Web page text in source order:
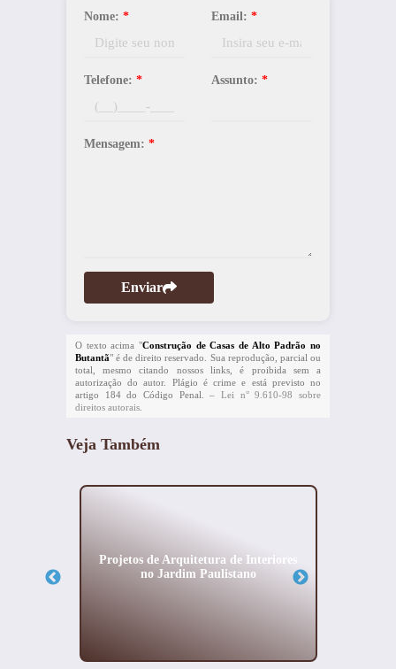
Nome: * Email: *
Telefone: * Assunto: *
Mensagem: *
Enviar
O texto acima "Construção de Casas de Alto Padrão no
Butantã" é de direito reservado. Sua reprodução, parcial ou
total, mesmo citando nossos links, é proibida sem a
autorização do autor. Plágio é crime e está previsto no
artigo 184 do Código Penal. –Lei n° 9.610-98 sobre
direitos autorais.
Veja Também
Projetos de Arquitetura de Interiores
no Jardim Paulistano